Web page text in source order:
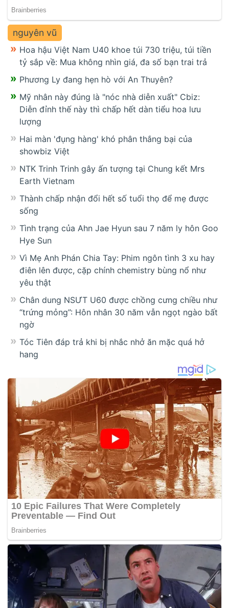
nguyên vũ
Hoa hậu Việt Nam U40 khoe túi 730 triệu, túi tiền
tỷ sắp về: Mua không nhìn giá, đa số bạn trai trả
Phương Ly đang hẹn hò với An Thuyên?
Mỹ nhân này đúng là "nóc nhà diễn xuất" Cbiz:
Diễn đỉnh thế này thì chấp hết dàn tiểu hoa lưu
lượng
Hai màn 'đụng hàng' khó phân thắng bại của
showbiz Việt
NTK Trinh Trinh gây ấn tượng tại Chung kết Mrs
Earth Vietnam
Thành chấp nhận đổi hết số tuổi thọ để mẹ được
sống
Tình trạng của Ahn Jae Hyun sau 7 năm ly hôn Goo
Hye Sun
Vì Mẹ Anh Phán Chia Tay: Phim ngôn tình 3 xu hay
điên lên được, cặp chính chemistry bùng nổ như
yêu thật
Chân dung NSƯT U60 được chồng cưng chiều như
“trứng mỏng”: Hôn nhân 30 năm vẫn ngọt ngào bất
ngờ
Tóc Tiên đáp trả khi bị nhắc nhở ăn mặc quá hở
hang